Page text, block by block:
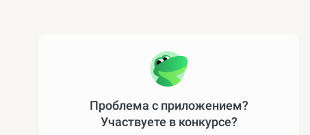
Проблема с приложением?
Участвуете в конкурсе?